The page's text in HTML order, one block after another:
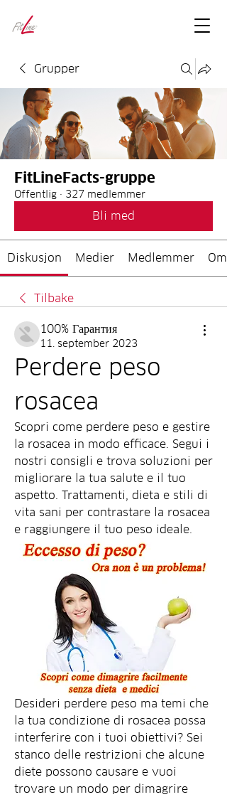
Grupper
FitLineFacts-gruppe
Offentlig · 327 medlemmer
Bli med
Diskusjon Medier Medlemmer Om
Tilbake
100% Гарантия
11. september 2023
Perdere peso
rosacea
Scopri come perdere peso e gestire
la rosacea in modo efficace. Segui i
nostri consigli e trova soluzioni per
migliorare la tua salute e il tuo
aspetto. Trattamenti, dieta e stili di
vita sani per contrastare la rosacea
e raggiungere il tuo peso ideale.
Desideri perdere peso ma temi che
la tua condizione di rosacea possa
interferire con i tuoi obiettivi? Sei
stanco delle restrizioni che alcune
diete possono causare e vuoi
trovare un modo per dimagrire